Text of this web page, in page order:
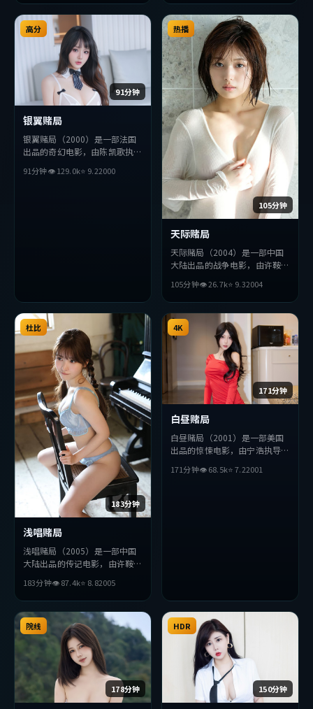
破，探讨人性与抉择，节奏张弛
有度，适合喜欢该类型的观众完
整观看。
91分钟
高分
银翼赌局
银翼赌局（2000）是一部法国
出品的奇幻电影，由陈凯歌执
主演。影片在叙事与视听上力求
91分钟👁129.0k⭐ 9.22000
105分钟
热播
天际赌局
天际赌局（2004）是一部中国
大陆出品的战争电影，由许鞍华
优等主演。影片在叙事与视听上
力求突破，探讨人性与抉择，节
奏张弛有度，适合喜欢该类型的
观众完整观看。
105分钟👁26.7k⭐ 9.32004
183分钟
杜比
浅唱赌局
浅唱赌局（2005）是一部中国
大陆出品的传记电影，由许鞍华
演。影片在叙事与视听上力求突
破，探讨人性与抉择，节奏张弛
有度，适合喜欢该类型的观众完
整观看。
183分钟👁87.4k⭐ 8.82005
171分钟
4K
白昼赌局
白昼赌局（2001）是一部美国
出品的惊悚电影，由宁浩执导，
影片在叙事与视听上力求突破，
171分钟👁68.5k⭐7.22001
178分钟
院线
150分钟
HDR